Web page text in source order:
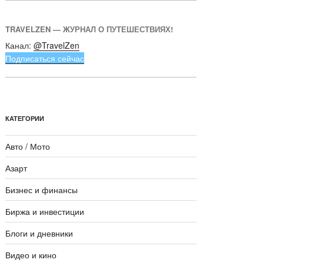
TRAVELZEN — ЖУРНАЛ О ПУТЕШЕСТВИЯХ!
Канал: @TravelZen
Подписаться сейчас
КАТЕГОРИИ
Авто / Мото
Азарт
Бизнес и финансы
Биржа и инвестиции
Блоги и дневники
Видео и кино